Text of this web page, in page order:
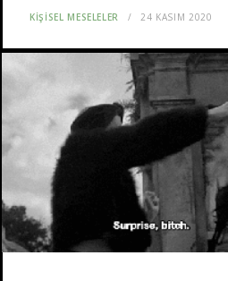
KIŞISEL MESELELER 24 KASIM 2020